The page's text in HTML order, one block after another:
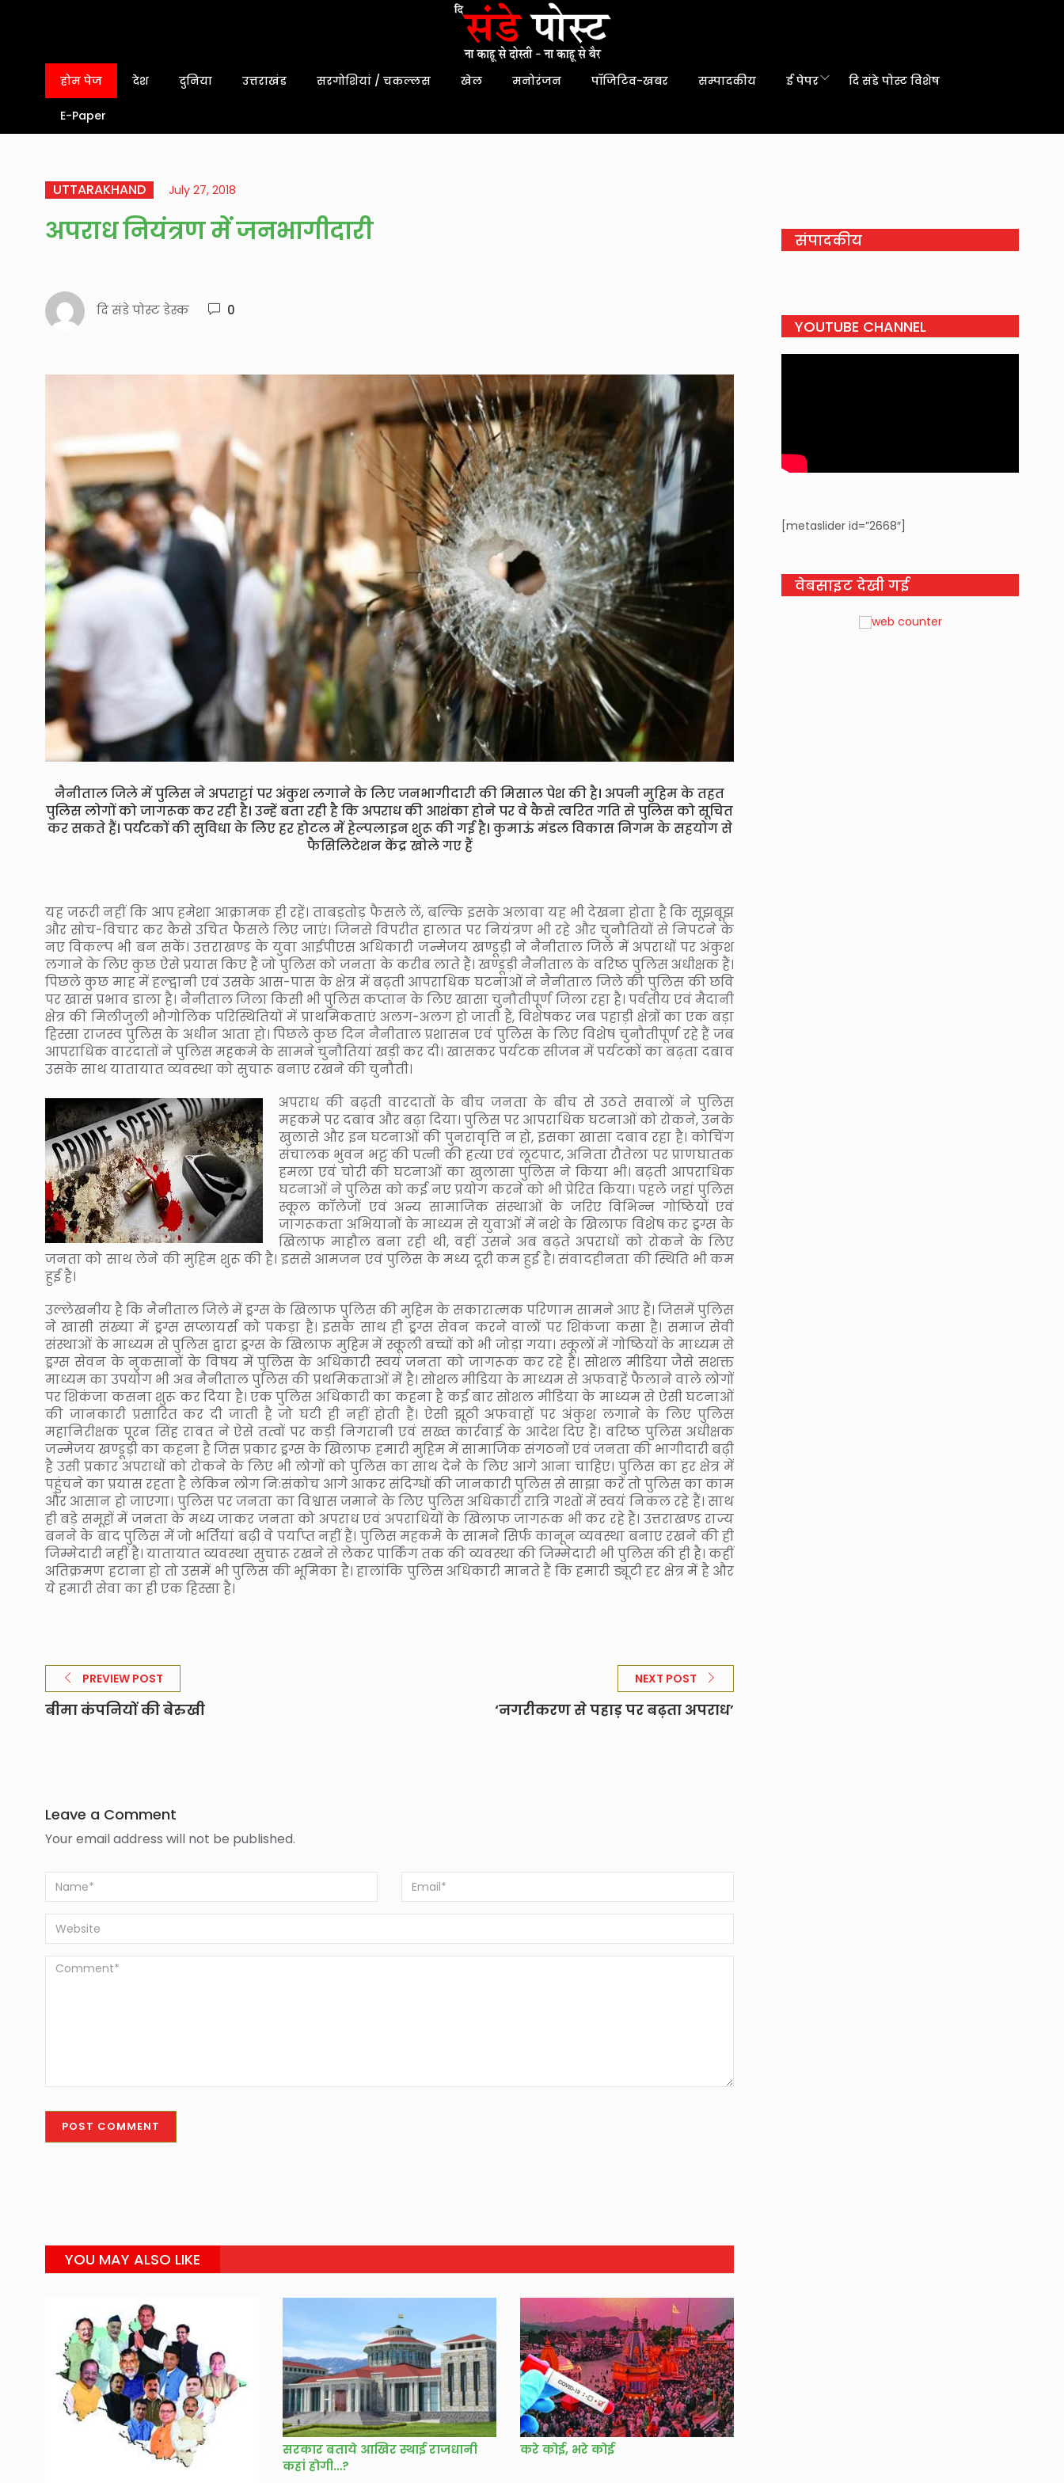
होम पेज देश दुनिया उत्तराखंड सरगोशियां / चकल्लस खेल मनोरंजन पॉजिटिव-खबर सम्पादकीय ई पेपर दि संडे पोस्ट विशेष
E-Paper
UTTARAKHAND July 27, 2018
अपराध नियंत्रण में जनभागीदारी
दि संडे पोस्ट डेस्क 0
नैनीताल जिले में पुलिस ने अपराट्टां पर अंकुश लगाने के लिए जनभागीदारी की मिसाल पेश की है। अपनी मुहिम के तहत
पुलिस लोगों को जागरूक कर रही है। उन्हें बता रही है कि अपराध की आशंका होने पर वे कैसे त्वरित गति से पुलिस को सूचित
कर सकते हैं। पर्यटकों की सुविधा के लिए हर होटल में हेल्पलाइन शुरू की गई है। कुमाऊं मंडल विकास निगम के सहयोग से
फैसिलिटेशन केंद्र खोले गए हैं
यह जरूरी नहीं कि आप हमेशा आक्रामक ही रहें। ताबड़तोड़ फैसले लें, बल्कि इसके अलावा यह भी देखना होता है कि सूझबूझ
और सोच-विचार कर कैसे उचित फैसले लिए जाएं। जिनसे विपरीत हालात पर नियंत्रण भी रहे और चुनौतियों से निपटने के
नए विकल्प भी बन सकें। उत्तराखण्ड के युवा आईपीएस अधिकारी जन्मेजय खण्डूड़ी ने नैनीताल जिले में अपराधों पर अंकुश
लगाने के लिए कुछ ऐसे प्रयास किए हैं जो पुलिस को जनता के करीब लाते हैं। खण्डूड़ी नैनीताल के वरिष्ठ पुलिस अधीक्षक हैं।
पिछले कुछ माह में हल्द्वानी एवं उसके आस-पास के क्षेत्र में बढ़ती आपराधिक घटनाओं ने नैनीताल जिले की पुलिस की छवि
पर खास प्रभाव डाला है। नैनीताल जिला किसी भी पुलिस कप्तान के लिए खासा चुनौतीपूर्ण जिला रहा है। पर्वतीय एवं मैदानी
क्षेत्र की मिलीजुली भौगोलिक परिस्थितियों में प्राथमिकताएं अलग-अलग हो जाती हैं, विशेषकर जब पहाड़ी क्षेत्रों का एक बड़ा
हिस्सा राजस्व पुलिस के अधीन आता हो। पिछले कुछ दिन नैनीताल प्रशासन एवं पुलिस के लिए विशेष चुनौतीपूर्ण रहे हैं जब
आपराधिक वारदातों ने पुलिस महकमे के सामने चुनौतियां खड़ी कर दी। खासकर पर्यटक सीजन में पर्यटकों का बढ़ता दबाव
उसके साथ यातायात व्यवस्था को सुचारू बनाए रखने की चुनौती।
अपराध की बढ़ती वारदातों के बीच जनता के बीच से उठते सवालों ने पुलिस
महकमे पर दबाव और बढ़ा दिया। पुलिस पर आपराधिक घटनाओं को रोकने, उनके
खुलासे और इन घटनाओं की पुनरावृत्ति न हो, इसका खासा दबाव रहा है। कोचिंग
संचालक भुवन भट्ट की पत्नी की हत्या एवं लूटपाट, अनिता रौतेला पर प्राणघातक
हमला एवं चोरी की घटनाओं का खुलासा पुलिस ने किया भी। बढ़ती आपराधिक
घटनाओं ने पुलिस को कई नए प्रयोग करने को भी प्रेरित किया। पहले जहां पुलिस
स्कूल कॉलेजों एवं अन्य सामाजिक संस्थाओं के जरिए विभिन्न गोष्ठियों एवं
जागरूकता अभियानों के माध्यम से युवाओं में नशे के खिलाफ विशेष कर ड्रग्स के
खिलाफ माहौल बना रही थी, वहीं उसने अब बढ़ते अपराधों को रोकने के लिए
जनता को साथ लेने की मुहिम शुरू की है। इससे आमजन एवं पुलिस के मध्य दूरी कम हुई है। संवादहीनता की स्थिति भी कम
हुई है।
उल्लेखनीय है कि नैनीताल जिले में ड्रग्स के खिलाफ पुलिस की मुहिम के सकारात्मक परिणाम सामने आए हैं। जिसमें पुलिस
ने खासी संख्या में ड्रग्स सप्लायर्स को पकड़ा है। इसके साथ ही ड्रग्स सेवन करने वालों पर शिकंजा कसा है। समाज सेवी
संस्थाओं के माध्यम से पुलिस द्वारा ड्रग्स के खिलाफ मुहिम में स्कूली बच्चों को भी जोड़ा गया। स्कूलों में गोष्ठियों के माध्यम से
ड्रग्स सेवन के नुकसानों के विषय में पुलिस के अधिकारी स्वयं जनता को जागरूक कर रहे हैं। सोशल मीडिया जैसे सशक्त
माध्यम का उपयोग भी अब नैनीताल पुलिस की प्रथमिकताओं में है। सोशल मीडिया के माध्यम से अफवाहें फैलाने वाले लोगों
पर शिकंजा कसना शुरू कर दिया है। एक पुलिस अधिकारी का कहना है कई बार सोशल मीडिया के माध्यम से ऐसी घटनाओं
की जानकारी प्रसारित कर दी जाती है जो घटी ही नहीं होती हैं। ऐसी झूठी अफवाहों पर अंकुश लगाने के लिए पुलिस
महानिरीक्षक पूरन सिंह रावत ने ऐसे तत्वों पर कड़ी निगरानी एवं सख्त कार्रवाई के आदेश दिए हैं। वरिष्ठ पुलिस अधीक्षक
जन्मेजय खण्डूड़ी का कहना है जिस प्रकार ड्रग्स के खिलाफ हमारी मुहिम में सामाजिक संगठनों एवं जनता की भागीदारी बढ़ी
है उसी प्रकार अपराधों को रोकने के लिए भी लोगों को पुलिस का साथ देने के लिए आगे आना चाहिए। पुलिस का हर क्षेत्र में
पहुंचने का प्रयास रहता है लेकिन लोग निःसंकोच आगे आकर संदिग्धों की जानकारी पुलिस से साझा करें तो पुलिस का काम
और आसान हो जाएगा। पुलिस पर जनता का विश्वास जमाने के लिए पुलिस अधिकारी रात्रि गश्तों में स्वयं निकल रहे हैं। साथ
ही बड़े समूहों में जनता के मध्य जाकर जनता को अपराध एवं अपराधियों के खिलाफ जागरूक भी कर रहे हैं। उत्तराखण्ड राज्य
बनने के बाद पुलिस में जो भर्तियां बढ़ी वे पर्याप्त नहीं हैं। पुलिस महकमे के सामने सिर्फ कानून व्यवस्था बनाए रखने की ही
जिम्मेदारी नहीं है। यातायात व्यवस्था सुचारू रखने से लेकर पार्किंग तक की व्यवस्था की जिम्मेदारी भी पुलिस की ही है। कहीं
अतिक्रमण हटाना हो तो उसमें भी पुलिस की भूमिका है। हालांकि पुलिस अधिकारी मानते हैं कि हमारी ड्यूटी हर क्षेत्र में है और
ये हमारी सेवा का ही एक हिस्सा है।
PREVIEW POST
बीमा कंपनियों की बेरुखी
NEXT POST
‘नगरीकरण से पहाड़ पर बढ़ता अपराध’
Leave a Comment
Your email address will not be published.
YOU MAY ALSO LIKE
सरकार बताये आखिर स्थाई राजधानी
कहां होगी…?
करे कोई, भरे कोई
संपादकीय
YOUTUBE CHANNEL
[metaslider id=”2668″]
वेबसाइट देखी गई